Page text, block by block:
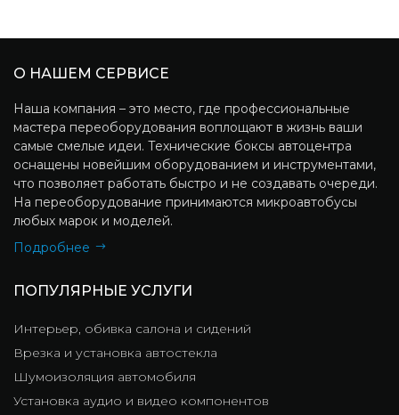
О НАШЕМ СЕРВИСЕ
Наша компания – это место, где профессиональные
мастера переоборудования воплощают в жизнь ваши
самые смелые идеи. Технические боксы автоцентра
оснащены новейшим оборудованием и инструментами,
что позволяет работать быстро и не создавать очереди.
На переоборудование принимаются микроавтобусы
любых марок и моделей.
Подробнее
ПОПУЛЯРНЫЕ УСЛУГИ
Интерьер, обивка салона и сидений
Врезка и установка автостекла
Шумоизоляция автомобиля
Установка аудио и видео компонентов